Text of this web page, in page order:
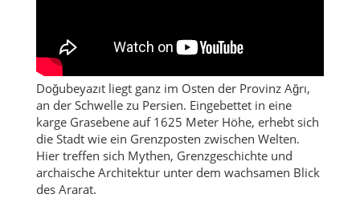
Doğubeyazıt liegt ganz im Osten der Provinz Ağrı,
an der Schwelle zu Persien. Eingebettet in eine
karge Grasebene auf 1625 Meter Höhe, erhebt sich
die Stadt wie ein Grenzposten zwischen Welten.
Hier treffen sich Mythen, Grenzgeschichte und
archaische Architektur unter dem wachsamen Blick
des Ararat.